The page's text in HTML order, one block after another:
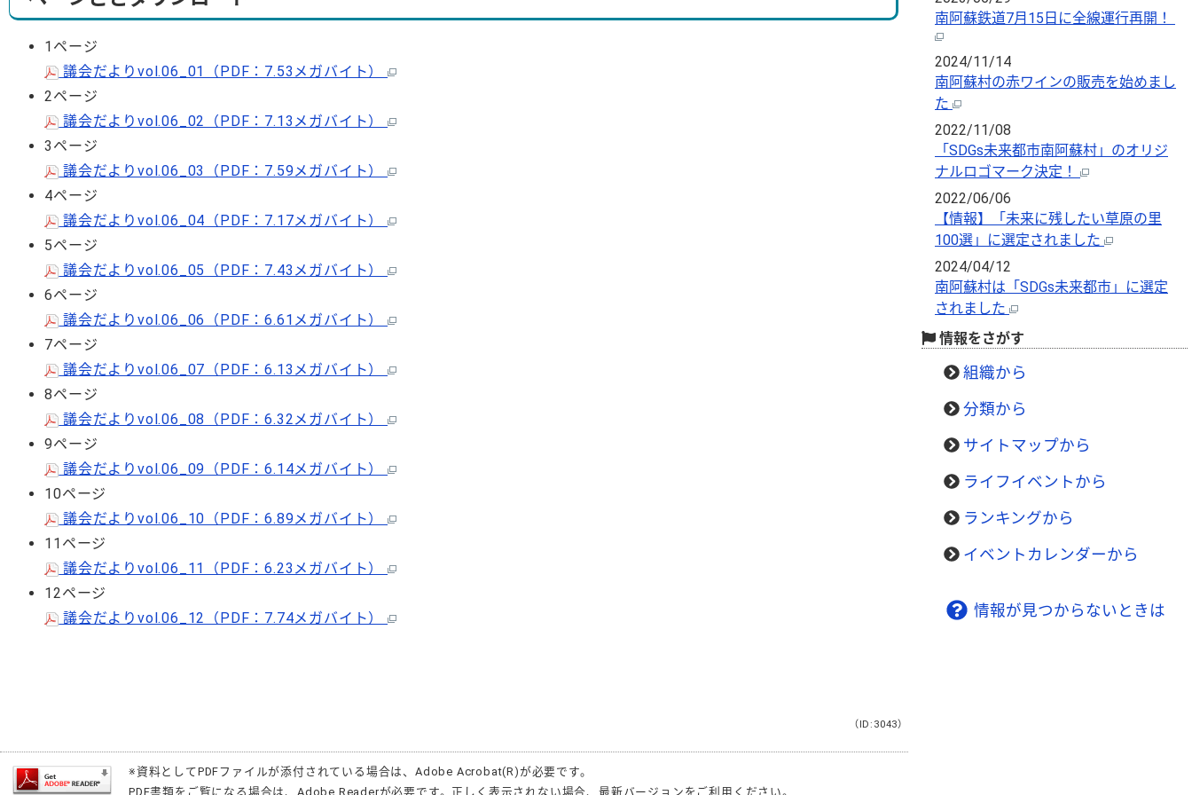
1ページ
議会だよりvol.06_01（PDF：7.53メガバイト）
2ページ
議会だよりvol.06_02（PDF：7.13メガバイト）
3ページ
議会だよりvol.06_03（PDF：7.59メガバイト）
4ページ
議会だよりvol.06_04（PDF：7.17メガバイト）
5ページ
議会だよりvol.06_05（PDF：7.43メガバイト）
6ページ
議会だよりvol.06_06（PDF：6.61メガバイト）
7ページ
議会だよりvol.06_07（PDF：6.13メガバイト）
8ページ
議会だよりvol.06_08（PDF：6.32メガバイト）
9ページ
議会だよりvol.06_09（PDF：6.14メガバイト）
10ページ
議会だよりvol.06_10（PDF：6.89メガバイト）
11ページ
議会だよりvol.06_11（PDF：6.23メガバイト）
12ページ
議会だよりvol.06_12（PDF：7.74メガバイト）
（ID:3043）
※資料としてPDFファイルが添付されている場合は、Adobe Acrobat(R)が必要です。
PDF書類をご覧になる場合は、Adobe Readerが必要です。正しく表示されない場合、最新バージョンをご利用ください。
南阿蘇鉄道7月15日に全線運行再開！
2024/11/14
南阿蘇村の赤ワインの販売を始めまし
た
2022/11/08
「SDGs未来都市南阿蘇村」のオリジ
ナルロゴマーク決定！
2022/06/06
【情報】「未来に残したい草原の里
100選」に選定されました
2024/04/12
南阿蘇村は「SDGs未来都市」に選定
されました
情報をさがす
組織から
分類から
サイトマップから
ライフイベントから
ランキングから
イベントカレンダーから
情報が見つからないときは